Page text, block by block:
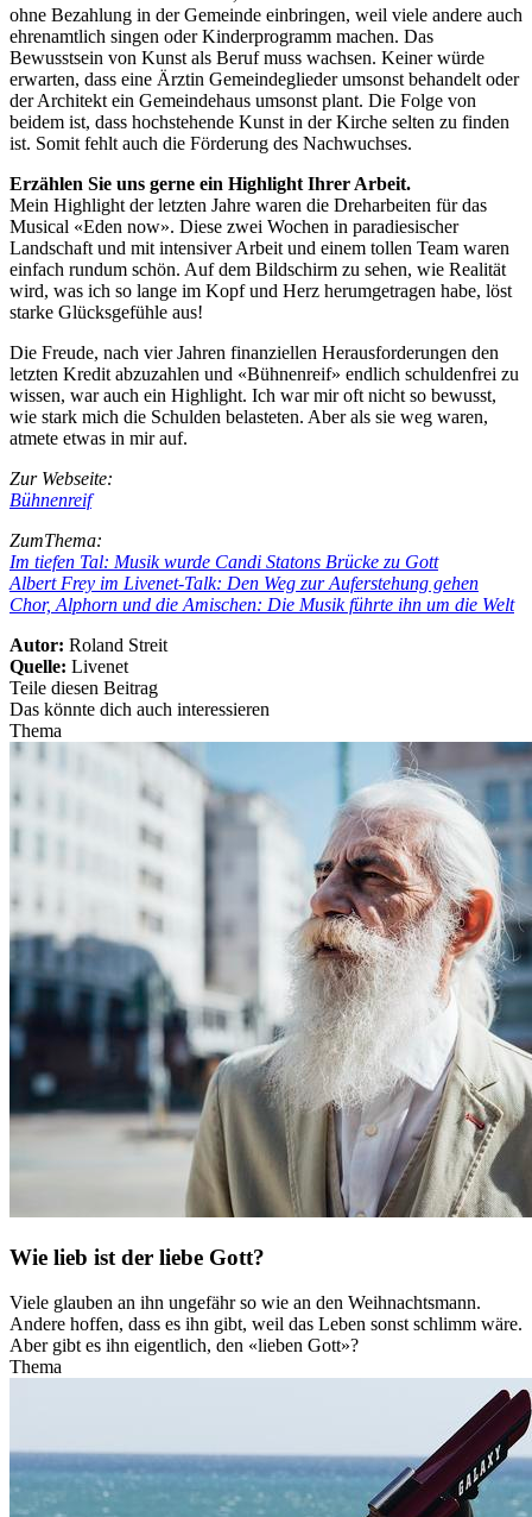
ohne Bezahlung in der Gemeinde einbringen, weil viele andere auch
ehrenamtlich singen oder Kinderprogramm machen. Das
Bewusstsein von Kunst als Beruf muss wachsen. Keiner würde
erwarten, dass eine Ärztin Gemeindeglieder umsonst behandelt oder
der Architekt ein Gemeindehaus umsonst plant. Die Folge von
beidem ist, dass hochstehende Kunst in der Kirche selten zu finden
ist. Somit fehlt auch die Förderung des Nachwuchses.
Erzählen Sie uns gerne ein Highlight Ihrer Arbeit.
Mein Highlight der letzten Jahre waren die Dreharbeiten für das
Musical «Eden now». Diese zwei Wochen in paradiesischer
Landschaft und mit intensiver Arbeit und einem tollen Team waren
einfach rundum schön. Auf dem Bildschirm zu sehen, wie Realität
wird, was ich so lange im Kopf und Herz herumgetragen habe, löst
starke Glücksgefühle aus!
Die Freude, nach vier Jahren finanziellen Herausforderungen den
letzten Kredit abzuzahlen und «Bühnenreif» endlich schuldenfrei zu
wissen, war auch ein Highlight. Ich war mir oft nicht so bewusst,
wie stark mich die Schulden belasteten. Aber als sie weg waren,
atmete etwas in mir auf.
Zur Webseite:
Bühnenreif
ZumThema:
Im tiefen Tal: Musik wurde Candi Statons Brücke zu Gott
Albert Frey im Livenet-Talk: Den Weg zur Auferstehung gehen
Chor, Alphorn und die Amischen: Die Musik führte ihn um die Welt
Autor: Roland Streit
Quelle: Livenet
Teile diesen Beitrag
Das könnte dich auch interessieren
Thema
Wie lieb ist der liebe Gott?
Viele glauben an ihn ungefähr so wie an den Weihnachtsmann.
Andere hoffen, dass es ihn gibt, weil das Leben sonst schlimm wäre.
Aber gibt es ihn eigentlich, den «lieben Gott»?
Thema